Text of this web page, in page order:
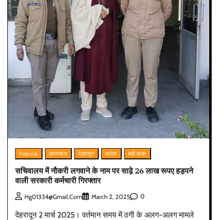
Popular उत्तराखंड देहरादून प्रदेश बड़ी खबर
सचिवालय में नौकरी लगवाने के नाम पर साढ़े 26 लाख रूपए हड़पने
वाली सरकारी कर्मचारी गिरफ्तार
Hg01334@gmail.com March 2, 2025 0
देहरादून 2 मार्च 2025। वर्तमान समय में ठगी के अलग-अलग मामले